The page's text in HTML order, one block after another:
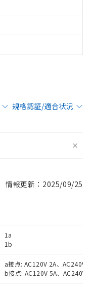
規格認証/適合状況
情報更新：2025/09/25
1a
1b
a接点: AC120V 2A、AC240V
b接点: AC120V 5A、AC240V